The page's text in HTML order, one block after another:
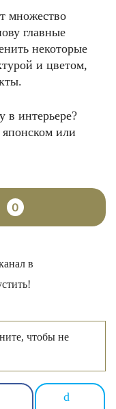
множество
главные
некоторые
и цветом,
в интерьере?
или
0
в
чтобы не